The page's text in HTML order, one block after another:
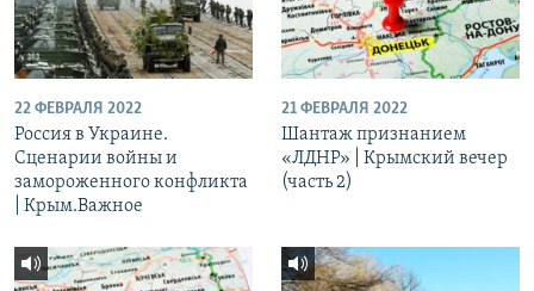
22 ФЕВРАЛЯ 2022
Россия в Украине.
Сценарии войны и
замороженного конфликта
| Крым.Важное
21 ФЕВРАЛЯ 2022
Шантаж признанием
«ЛДНР» | Крымский вечер
(часть 2)